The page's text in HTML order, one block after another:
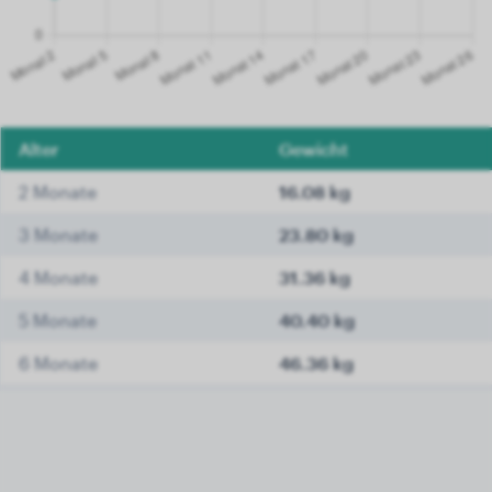
Alter Gewicht
2 Monate 16.08 kg
3 Monate 23.80 kg
4 Monate 31.36 kg
5 Monate 40.40 kg
6 Monate 46.36 kg